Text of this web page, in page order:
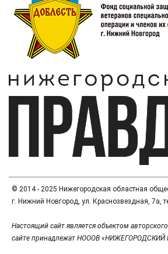
© 2014 - 2025 Нижегородская областная
г. Нижний Новгород, ул. Краснозвездная, 7а,
Настоящий сайт является объектом
сайте принадлежат НОООВ